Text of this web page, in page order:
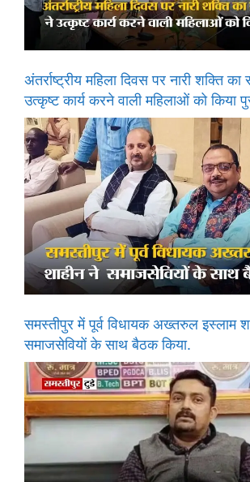
अंतर्राष्ट्रीय महिला दिवस पर नारी शक्ति
उत्कृष्ट कार्य करने वाली महिलाओं को किया
समस्तीपुर में पूर्व विधायक अख्तरुल इस्लाम
समाजसेवियों के साथ बैठक किया.